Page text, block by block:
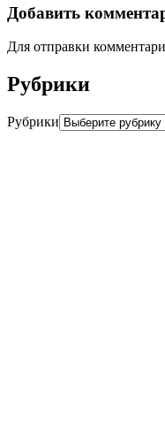
Добавить
Для отправки
Рубрики
Рубрики